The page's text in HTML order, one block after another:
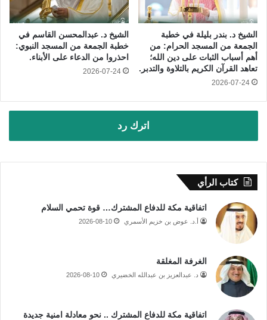
الشيخ د. بندر بليلة في خطبة
الجمعة من المسجد الحرام: من
أهم أسباب الثبات على دين الله؛
تعاهد القرآن الكريم بالتلاوة والتدبر.
2026-07-24
الشيخ د. عبدالمحسن القاسم في
خطبة الجمعة من المسجد النبوي:
احذروا من الدعاء على الأبناء.
2026-07-24
اترك رد
كتاب الرأي
اتفاقية مكة للدفاع المشترك… قوة تحمي السلام
أ.د. عوض بن خزيم الأسمري 2026-08-10
الغرفة المغلقة
د. عبدالعزيز بن عبدالله الخضيري 2026-08-10
اتفاقية مكة للدفاع المشترك .. نحو معادلة امنية جديدة